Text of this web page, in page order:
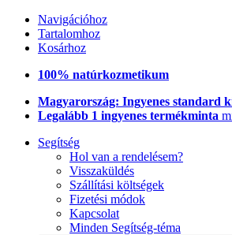
Navigációhoz
Tartalomhoz
Kosárhoz
100% natúrkozmetikum
Magyarország: Ingyenes standard
Legalább 1 ingyenes termékminta
Segítség
Hol van a rendelésem?
Visszaküldés
Szállítási költségek
Fizetési módok
Kapcsolat
Minden Segítség-téma